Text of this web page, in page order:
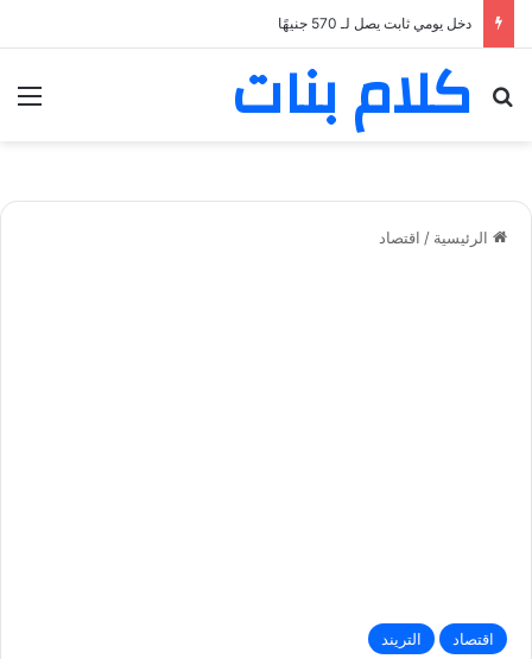
دخل يومي ثابت يصل لـ 570 جنيهًا
كلام بنات
بحث عن
الرئيسية / اقتصاد
اقتصاد التريند